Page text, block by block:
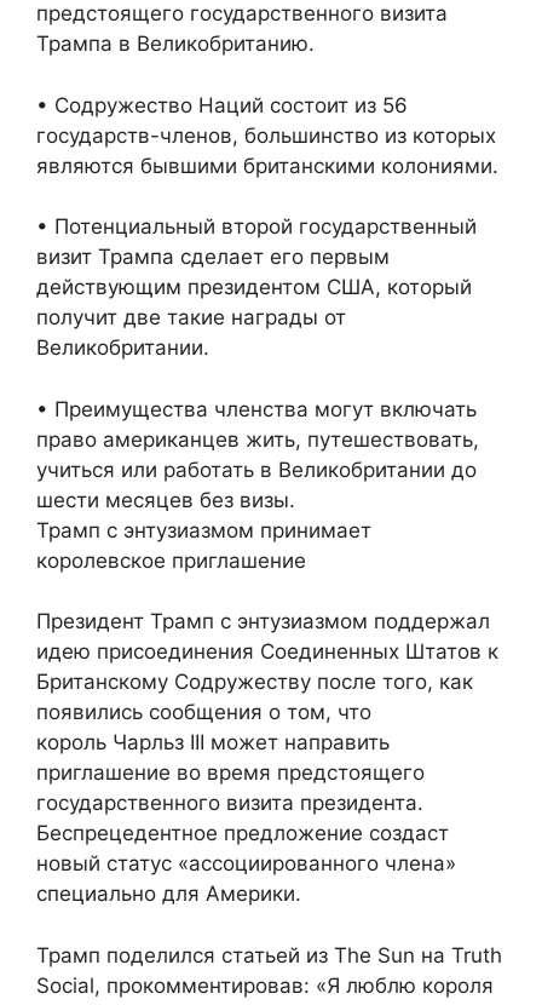
предстоящего государственного визита
Трампа в Великобританию.
• Содружество Наций состоит из 56
государств-членов, большинство из которых
являются бывшими британскими колониями.
• Потенциальный второй государственный
визит Трампа сделает его первым
действующим президентом США, который
получит две такие награды от
Великобритании.
• Преимущества членства могут включать
право американцев жить, путешествовать,
учиться или работать в Великобритании до
шести месяцев без визы.
Трамп с энтузиазмом принимает
королевское приглашение
Президент Трамп с энтузиазмом поддержал
идею присоединения Соединенных Штатов к
Британскому Содружеству после того, как
появились сообщения о том, что
король Чарльз III может направить
приглашение во время предстоящего
государственного визита президента.
Беспрецедентное предложение создаст
новый статус «ассоциированного члена»
специально для Америки.
Трамп поделился статьей из The Sun на Truth
Social, прокомментировав: «Я люблю короля